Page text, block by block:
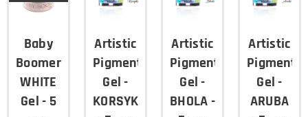
Baby
Boomer
WHITE
Gel - 5
Artistic
Pigment
Gel -
KORSYKA
Artistic
Pigment
Gel -
BHOLA -
Artistic
Pigment
Gel -
ARUBA